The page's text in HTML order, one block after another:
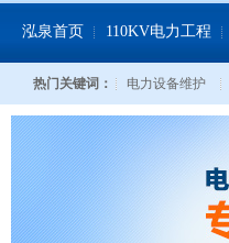
泓泉首页 110KV电力工程
热门关键词： 电力设备维护